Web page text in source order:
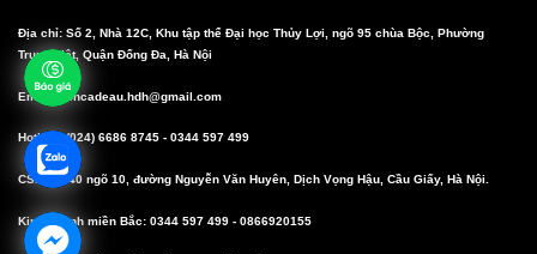
Địa chỉ: Số 2, Nhà 12C, Khu tập thể Đại học Thủy Lợi, ngõ 95 chùa Bộc, Phường
Trung Liệt, Quận Đống Đa, Hà Nội
Email: boncadeau.hdh@gmail.com
Hotline: (024) 6686 8745 - 0344 597 499
CS1: Số 40 ngõ 10, đường Nguyễn Văn Huyên, Dịch Vọng Hậu, Cầu Giấy, Hà Nội.
Kinh doanh miền Bắc: 0344 597 499 - 0866920155